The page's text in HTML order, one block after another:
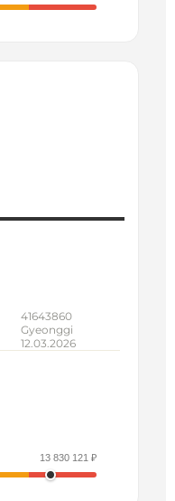
41643860
Gyeonggi
12.03.2026
13 830 121 ₽